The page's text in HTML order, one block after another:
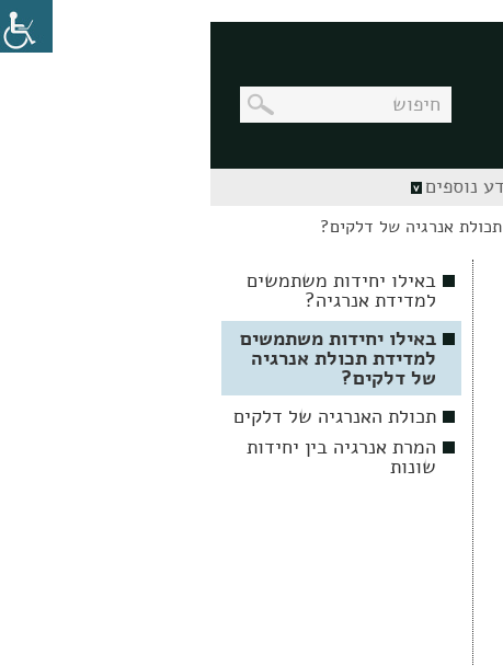
נוספים
אנרגיה של דלקים?
באילו יחידות משתמשים
למדידת אנרגיה?
באילו יחידות משתמשים
למדידת תכולת אנרגיה
של דלקים?
תכולת האנרגיה של דלקים
המרת אנרגיה בין יחידות
שונות